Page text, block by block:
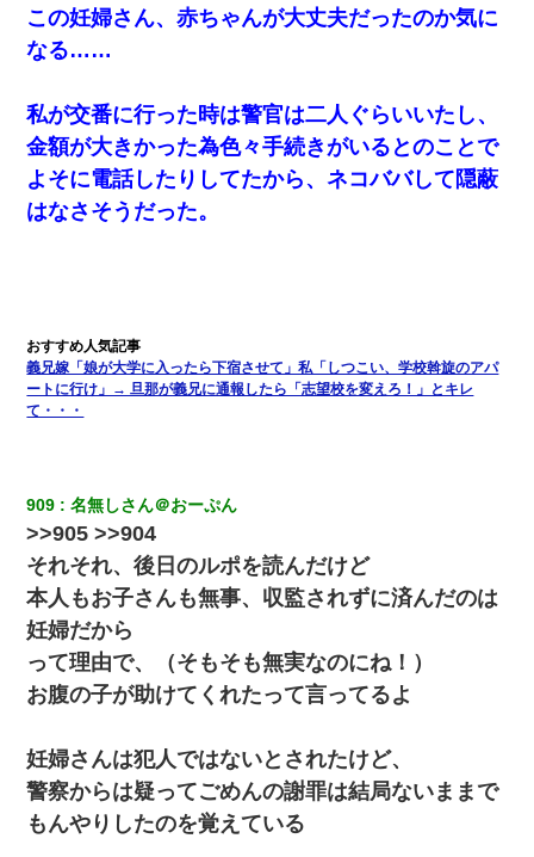
居酒屋にて。兄の紹介者「お酒飲みなって」私「未成年なので無
理です！」酷すぎるワードの連発で、耐えきれず店員に5千円を渡
し「お勘定です。逃がして下さい」その後、録音内容を父に聞か
せたら...
ナンパにほいほい付いていった私、地獄に落ちる
朝起きたら嫁がいなかった。俺（嫁も嫁実家も電話に出ない…不
安だ）→ 仕事を早退して帰宅すると、嫁と嫁両親と知らない男が
２人・・・
男だけどリベンジポノレノの被害者になって未だに人生が立ち直
せない
嫁を半身不随にしやがった恨みは、正直こんなもんじゃ晴れな
近所のお寺に住み込みで手伝いしてる知的障害のオッサンがい
た。ある日、オッサンが火かき棒を持って顔を真っ赤にしながら
走り回っていて…
私「まとめ買いして冷凍ストックしてる」Ａ「ずるい！クレク
レ！」私「なんでよ」Ａ「ケーチ！バーカ！」→ 後日、Ａ旦那が
出張中の旦那から『フリンしやがって、このクズ』と電話が。私
「本当に家まで来たの？証拠は？」旦那「俺の言葉が信じられな
いのか！」→ 離婚後
この妊婦さん、赤ちゃんが大丈夫だったのか気に
なる……
私が交番に行った時は警官は二人ぐらいいたし、
金額が大きかった為色々手続きがいるとのことで
よそに電話したりしてたから、ネコババして隠蔽
はなさそうだった。
義兄嫁「娘が大学に入ったら下宿させて」私「しつこい、学校斡旋のアパ
ートに行け」→ 旦那が義兄に通報したら「志望校を変えろ！」とキレ
て・・・
909 名無しさん＠おーぷん
>>905 >>904
それそれ、後日のルポを読んだけど
本人もお子さんも無事、収監されずに済んだのは
妊婦だから
って理由で、（そもそも無実なのにね！）
お腹の子が助けてくれたって言ってるよ
妊婦さんは犯人ではないとされたけど、
警察からは疑ってごめんの謝罪は結局ないままで
もんやりしたのを覚えている